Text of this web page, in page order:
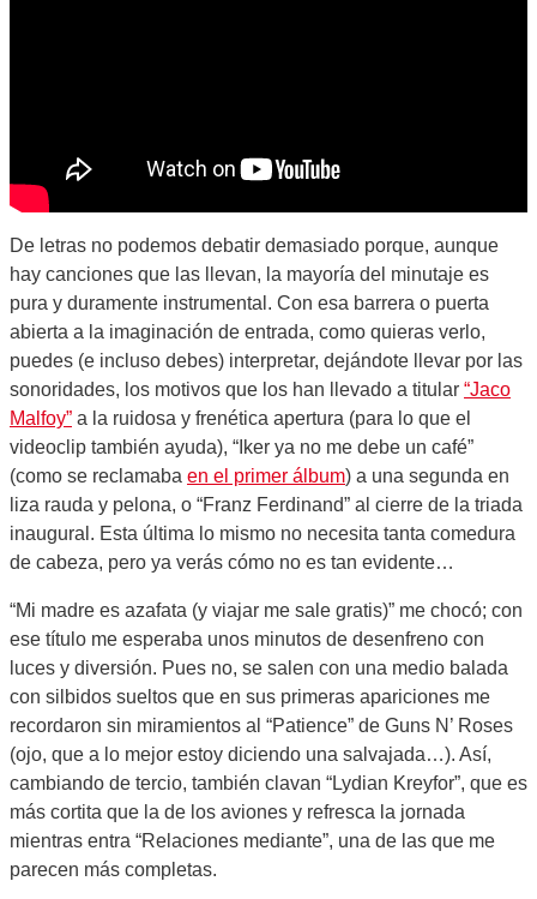
De letras no podemos debatir demasiado porque, aunque
hay canciones que las llevan, la mayoría del minutaje es
pura y duramente instrumental. Con esa barrera o puerta
abierta a la imaginación de entrada, como quieras verlo,
puedes (e incluso debes) interpretar, dejándote llevar por las
sonoridades, los motivos que los han llevado a titular “Jaco
Malfoy” a la ruidosa y frenética apertura (para lo que el
videoclip también ayuda), “Iker ya no me debe un café”
(como se reclamaba en el primer álbum) a una segunda en
liza rauda y pelona, o “Franz Ferdinand” al cierre de la triada
inaugural. Esta última lo mismo no necesita tanta comedura
de cabeza, pero ya verás cómo no es tan evidente…
“Mi madre es azafata (y viajar me sale gratis)” me chocó; con
ese título me esperaba unos minutos de desenfreno con
luces y diversión. Pues no, se salen con una medio balada
con silbidos sueltos que en sus primeras apariciones me
recordaron sin miramientos al “Patience” de Guns N’ Roses
(ojo, que a lo mejor estoy diciendo una salvajada…). Así,
cambiando de tercio, también clavan “Lydian Kreyfor”, que es
más cortita que la de los aviones y refresca la jornada
mientras entra “Relaciones mediante”, una de las que me
parecen más completas.